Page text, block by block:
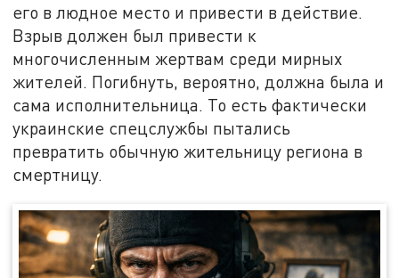
его в людное место и привести в действие.
Взрыв должен был привести к
многочисленным жертвам среди мирных
жителей. Погибнуть, вероятно, должна была и
сама исполнительница. То есть фактически
украинские спецслужбы пытались
превратить обычную жительницу региона в
смертницу.